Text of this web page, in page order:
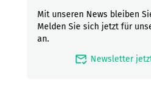
Mit unseren News bleiben
Melden Sie sich jetzt für
an.
mark_email_read Newsletter